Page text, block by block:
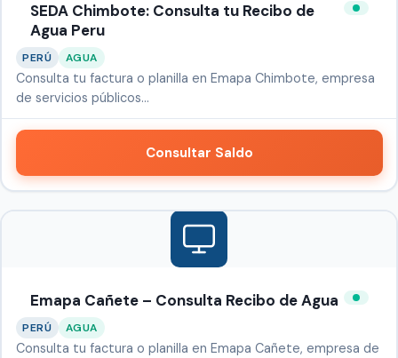
SEDA Chimbote: Consulta tu Recibo de
Agua Peru
PERÚ AGUA
Consulta tu factura o planilla en Emapa Chimbote, empresa
de servicios públicos…
Consultar Saldo
Emapa Cañete – Consulta Recibo de Agua
PERÚ AGUA
Consulta tu factura o planilla en Emapa Cañete, empresa de